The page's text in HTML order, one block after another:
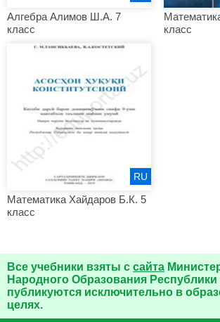
Алгебра Алимов Ш.А. 7
класс
класс
Математика Хайдаров Б.К. 5
класс
RU
Все учебники взяты с сайта
Народного Образования Республики
публикуются исключительно в
целях.